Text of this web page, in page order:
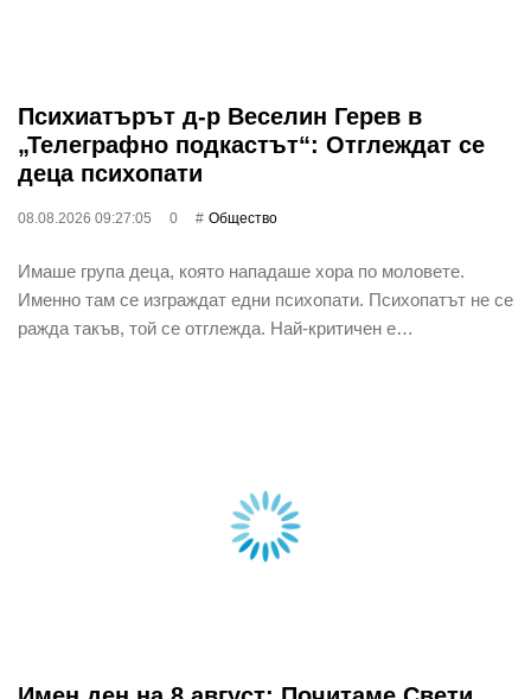
Психиатърът д-р Веселин Герев в
„Телеграфно подкастът“: Отглеждат се
деца психопати
08.08.2026 09:27:05 0 Общество
Имаше група деца, която нападаше хора по моловете.
Именно там се изграждат едни психопати. Психопатът не се
ражда такъв, той се отглежда. Най-критичен е…